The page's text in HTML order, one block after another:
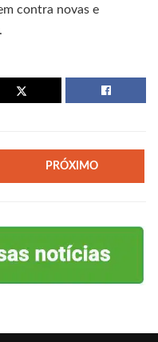
contra novas e
PRÓXIMO